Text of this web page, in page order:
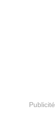
Publicité